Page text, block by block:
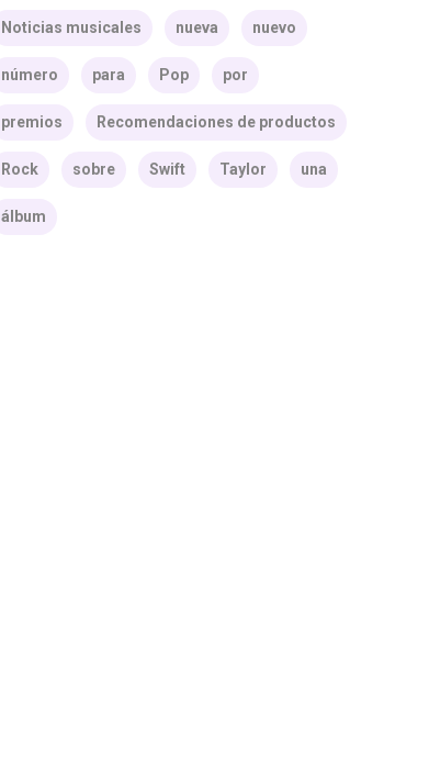
Noticias musicales nueva nuevo
número para Pop por
premios Recomendaciones de productos
Rock sobre Swift Taylor una
álbum